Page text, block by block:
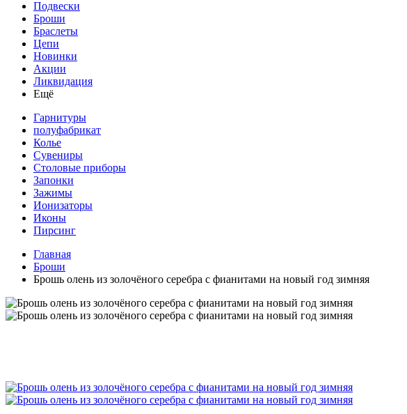
Подвески
Броши
Браслеты
Цепи
Новинки
Акции
Ликвидация
Ещё
Гарнитуры
полуфабрикат
Колье
Сувениры
Столовые приборы
Запонки
Зажимы
Ионизаторы
Иконы
Пирсинг
Главная
Броши
Брошь олень из золочёного серебра с фианитами на новый год зимняя